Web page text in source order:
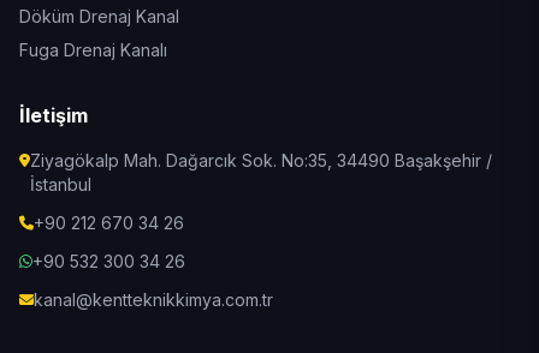
Döküm Drenaj Kanal
Fuga Drenaj Kanalı
İletişim
Ziyagökalp Mah. Dağarcık Sok. No:35, 34490 Başakşehir /
İstanbul
+90 212 670 34 26
+90 532 300 34 26
kanal@kentteknikkimya.com.tr